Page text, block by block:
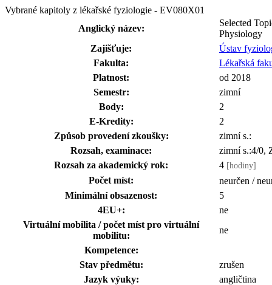
Vybrané kapitoly z lékařské fyziologie - EV080X01
Anglický název:
Selected
Physiology
Zajišťuje:
Ústav
Fakulta:
Lékařská
Platnost:
od 2018
Semestr:
zimní
Body:
2
E-Kredity:
2
Způsob provedení zkoušky:
zimní s.:
Rozsah, examinace:
zimní s.:4/0,
Rozsah za akademický rok:
4 [hodiny]
Počet míst:
neurčen /
Minimální obsazenost:
5
4EU+:
ne
Virtuální mobilita / počet míst pro virtuální
mobilitu:
ne
Kompetence:
Stav předmětu:
zrušen
Jazyk výuky:
angličtina